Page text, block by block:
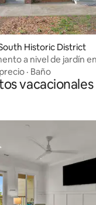
Historic District
a nivel de jardín
· Baño
vacacionales